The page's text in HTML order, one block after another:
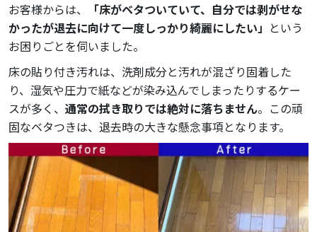
お客様からは、
「床がベタついていて、自分では剥がせな
かったが退去に向けて一度しっかり綺麗にしたい」 という
お困りごとを伺いました。
床の貼り付き汚れは、洗剤成分と汚れが混ざり固着した
り、湿気や圧力で紙などが染み込んでしまったりするケー
スが多く、 通常の拭き取りでは絶対に落ちません。この頑
固なベタつきは、退去時の大きな懸念事項となります。